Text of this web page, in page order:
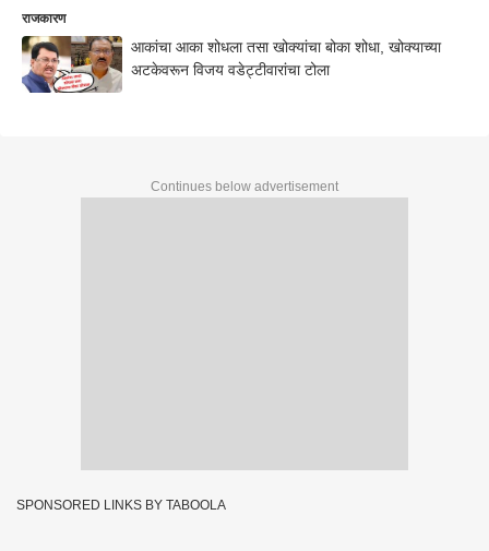
राजकारण
आकांचा आका शोधला तसा खोक्यांचा बोका शोधा, खोक्याच्या
अटकेवरून विजय वडेट्टीवारांचा टोला
Continues below advertisement
SPONSORED LINKS BY TABOOLA